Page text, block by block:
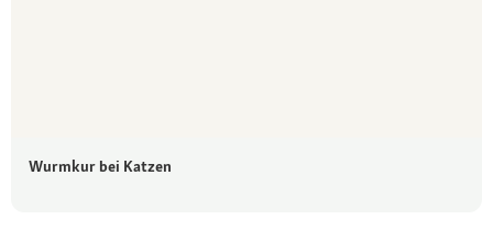
Wurmkur bei Katzen